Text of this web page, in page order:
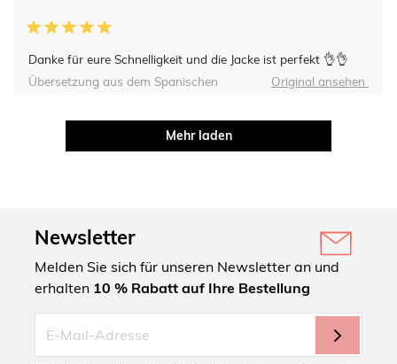
Danke für eure Schnelligkeit und die Jacke ist perfekt 👌👌
Übersetzung aus dem Spanischen
Original ansehen
Mehr laden
Newsletter
Melden Sie sich für unseren Newsletter an und
erhalten 10 % Rabatt auf Ihre Bestellung